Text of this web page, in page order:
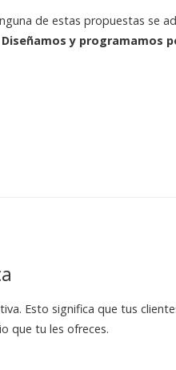
de estas propuestas se
Diseñamos y programamos
Esto significa que tus
que tu les ofreces.